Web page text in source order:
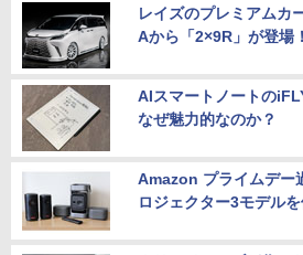
レイズのプレミアムカ
Aから「2×9R」が登場！
AIスマートノートの
なぜ魅力的なのか？
Amazon プライムデー
ロジェクター3モデル